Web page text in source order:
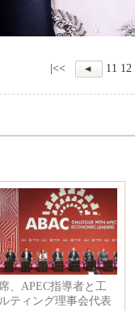
|<< 11 12
、APEC指導者と工
ティング理事会代表